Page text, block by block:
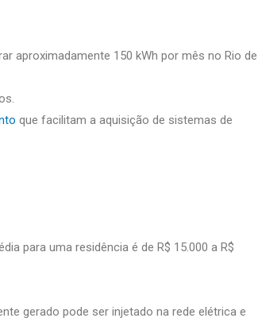
aproximadamente 150 kWh por mês no Rio de
que facilitam a aquisição de sistemas de
para uma residência é de R$ 15.000 a R$
gerado pode ser injetado na rede elétrica e